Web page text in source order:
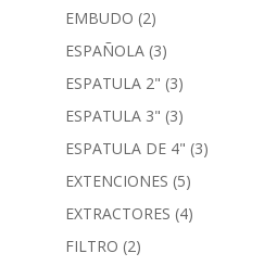
EMBUDO (2)
ESPAÑOLA (3)
ESPATULA 2" (3)
ESPATULA 3" (3)
ESPATULA DE 4" (3)
EXTENCIONES (5)
EXTRACTORES (4)
FILTRO (2)